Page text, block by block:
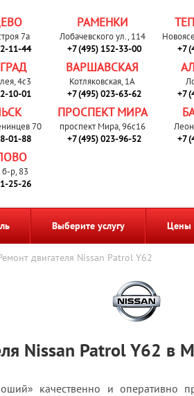
7а
11-44
РАМЕНКИ
Лобачевского ул., 114
+7 (495) 152-33-00
+7
4с3
10-01
ВАРШАВСКАЯ
Котляковская, 1А
+7 (495) 023-63-62
+7
70
01-88
ПРОСПЕКТ МИРА
проспект Мира, 96с16
+7 (495) 023-96-52
+7
р, 83
25-26
Выберите услугу Цены
двигателя Nissan Patrol Y62
Nissan Patrol Y62 в
качественно и оперативно